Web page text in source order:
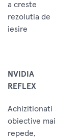
a creste
rezolutia de
iesire
NVIDIA
REFLEX
Achizitionati
obiective mai
repede,